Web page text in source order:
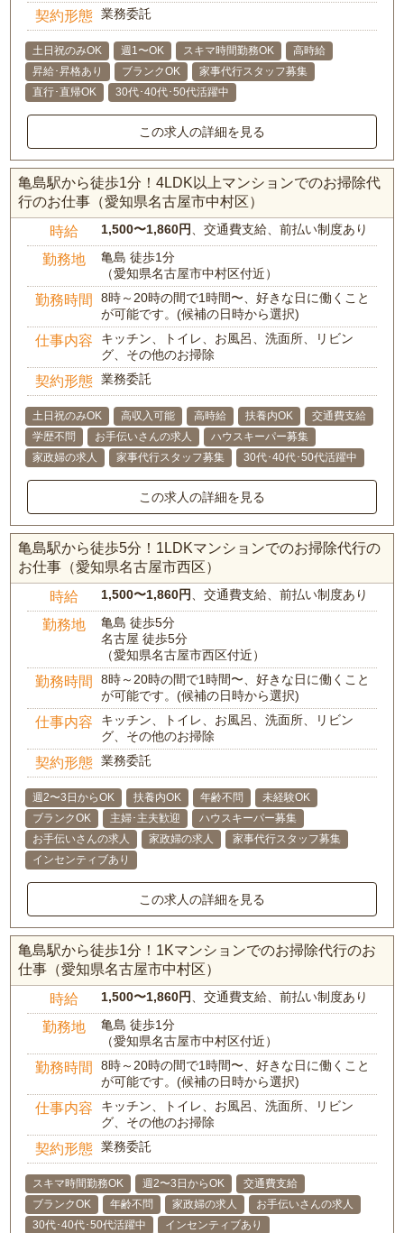
契約形態 業務委託
土日祝のみOK 週1〜OK スキマ時間勤務OK
高時給
昇給･昇格あり
ブランクOK
家事代行スタッフ募集
直行･直帰OK
30代･40代･50代活躍中
この求人の詳細を見る
亀島駅から徒歩1分！4LDK以上マンションでのお掃除代
行のお仕事（愛知県名古屋市中村区）
時給 1,500〜1,860円、交通費支給、前払い制度あり
勤務地
亀島 徒歩1分
（愛知県名古屋市中村区付近）
勤務時間
8時～20時の間で1時間〜、好きな日に働くこと
が可能です。(候補の日時から選択)
仕事内容
キッチン、トイレ、お風呂、洗面所、リビン
グ、その他のお掃除
契約形態 業務委託
土日祝のみOK 高収入可能 高時給 扶養内OK
交通費支給
学歴不問
お手伝いさんの求人
ハウスキーパー募集
家政婦の求人
家事代行スタッフ募集 30代･40代･50代活躍中
この求人の詳細を見る
亀島駅から徒歩5分！1LDKマンションでのお掃除代行の
お仕事（愛知県名古屋市西区）
時給 1,500〜1,860円、交通費支給、前払い制度あり
勤務地
亀島 徒歩5分
名古屋 徒歩5分
（愛知県名古屋市西区付近）
勤務時間
8時～20時の間で1時間〜、好きな日に働くこと
が可能です。(候補の日時から選択)
仕事内容
キッチン、トイレ、お風呂、洗面所、リビン
グ、その他のお掃除
契約形態 業務委託
週2〜3日からOK 扶養内OK 年齢不問
未経験OK
ブランクOK
主婦･主夫歓迎
ハウスキーパー募集
お手伝いさんの求人
家政婦の求人
家事代行スタッフ募集
インセンティブあり
この求人の詳細を見る
亀島駅から徒歩1分！1Kマンションでのお掃除代行のお
仕事（愛知県名古屋市中村区）
時給 1,500〜1,860円、交通費支給、前払い制度あり
勤務地
亀島 徒歩1分
（愛知県名古屋市中村区付近）
勤務時間
8時～20時の間で1時間〜、好きな日に働くこと
が可能です。(候補の日時から選択)
仕事内容
キッチン、トイレ、お風呂、洗面所、リビン
グ、その他のお掃除
契約形態 業務委託
スキマ時間勤務OK 週2〜3日からOK
交通費支給
ブランクOK
年齢不問 家政婦の求人
お手伝いさんの求人
30代･40代･50代活躍中
インセンティブあり